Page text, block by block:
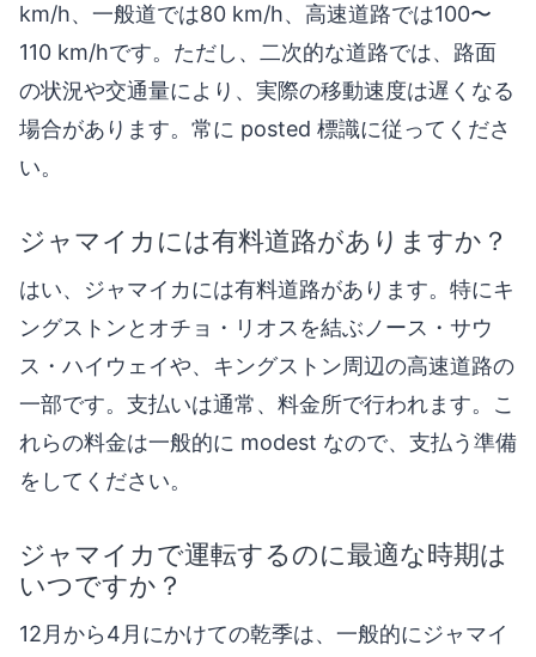
km/h、一般道では80 km/h、高速道路では100〜
110 km/hです。ただし、二次的な道路では、路面
の状況や交通量により、実際の移動速度は遅くなる
場合があります。常に posted 標識に従ってくださ
い。
ジャマイカには有料道路がありますか？
はい、ジャマイカには有料道路があります。特にキ
ングストンとオチョ・リオスを結ぶノース・サウ
ス・ハイウェイや、キングストン周辺の高速道路の
一部です。支払いは通常、料金所で行われます。こ
れらの料金は一般的に modest なので、支払う準備
をしてください。
ジャマイカで運転するのに最適な時期は
いつですか？
12月から4月にかけての乾季は、一般的にジャマイ